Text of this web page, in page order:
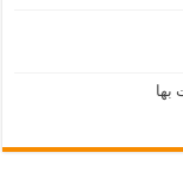
بها